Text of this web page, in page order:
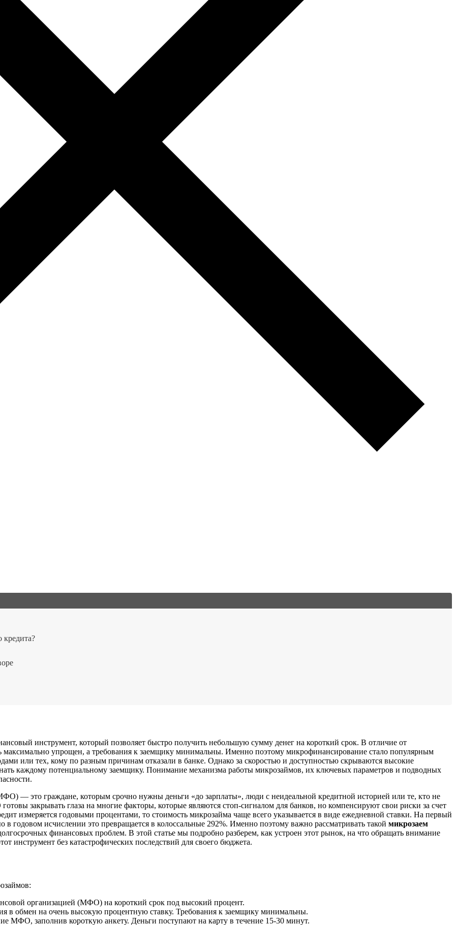
кредита?
инструмент, который позволяет быстро получить небольшую сумму денег на короткий срок. В отличие от
максимально упрощен, а требования к заемщику минимальны. Именно поэтому микрофинансирование стало популярным
или тех, кому по разным причинам отказали в банке. Однако за скоростью и доступностью скрываются высокие
каждому потенциальному заемщику. Понимание механизма работы микрозаймов, их ключевых параметров и подводных
— это граждане, которым срочно нужны деньги «до зарплаты», люди с неидеальной кредитной историей или те, кто не
закрывать глаза на многие факторы, которые являются стоп-сигналом для банков, но компенсируют свои риски за счет
измеряется годовыми процентами, то стоимость микрозайма чаще всего указывается в виде ежедневной ставки. На первый
в годовом исчислении это превращается в колоссальные 292%. Именно поэтому важно рассматривать такой микрозаем
финансовых проблем. В этой статье мы подробно разберем, как устроен этот рынок, на что обращать внимание
инструмент без катастрофических последствий для своего бюджета.
организацией (МФО) на короткий срок под высокий процент.
в обмен на очень высокую процентную ставку. Требования к заемщику минимальны.
МФО, заполнив короткую анкету. Деньги поступают на карту в течение 15-30 минут.